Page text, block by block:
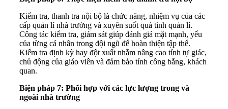
Kiểm tra, thanh tra nội bộ là chức năng, nhiệm vụ của các
cấp quản lí nhà trường và xuyên suốt quá tình quản lí.
Công tác kiểm tra, giám sát giúp đánh giá mặt mạnh, yếu
của từng cá nhân trong đội ngũ để hoàn thiện tập thể.
Kiểm tra định kỳ hay đột xuất nhằm nâng cao tính tự giác,
chủ động của giáo viên và đảm bảo tính công bằng, khách
quan.
Biện pháp 7: Phối hợp với các lực lượng trong và
ngoài nhà trường